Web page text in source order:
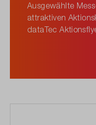
Ausgewählte
attraktiven
dataTec